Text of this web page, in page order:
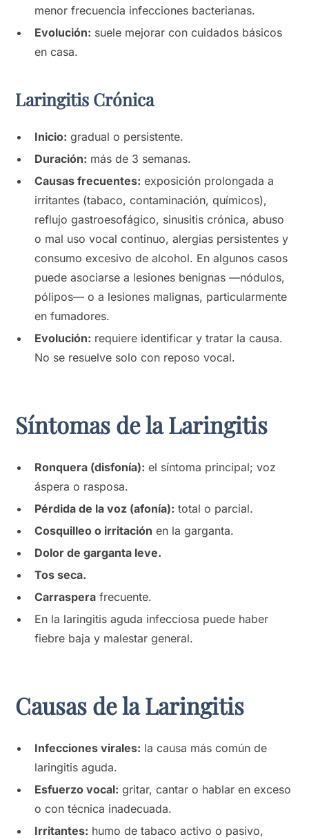
menor frecuencia infecciones bacterianas.
Evolución: suele mejorar con cuidados básicos
en casa.
Laringitis Crónica
Inicio: gradual o persistente.
Duración: más de 3 semanas.
Causas frecuentes: exposición prolongada a
irritantes (tabaco, contaminación, químicos),
reflujo gastroesofágico, sinusitis crónica, abuso
o mal uso vocal continuo, alergias persistentes y
consumo excesivo de alcohol. En algunos casos
puede asociarse a lesiones benignas —nódulos,
pólipos— o a lesiones malignas, particularmente
en fumadores.
Evolución: requiere identificar y tratar la causa.
No se resuelve solo con reposo vocal.
Síntomas de la Laringitis
Ronquera (disfonía): el síntoma principal; voz
áspera o rasposa.
Pérdida de la voz (afonía): total o parcial.
Cosquilleo o irritación en la garganta.
Dolor de garganta leve.
Tos seca.
Carraspera frecuente.
En la laringitis aguda infecciosa puede haber
fiebre baja y malestar general.
Causas de la Laringitis
Infecciones virales: la causa más común de
laringitis aguda.
Esfuerzo vocal: gritar, cantar o hablar en exceso
o con técnica inadecuada.
Irritantes: humo de tabaco activo o pasivo,